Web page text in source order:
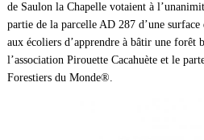
de Saulon la Chapelle votaient à
partie de la parcelle AD 287 d’une
aux écoliers d’apprendre à bâtir une forêt
l’association Pirouette Cacahuète et le
Forestiers du Monde®.